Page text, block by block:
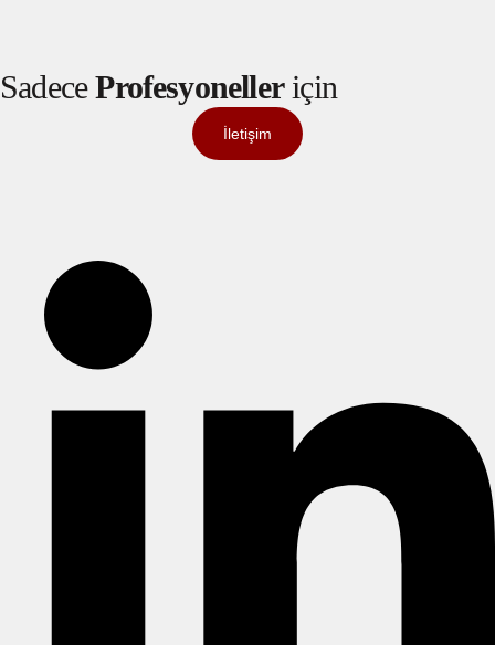
SadeceProfesyonelleriçin
İletişim